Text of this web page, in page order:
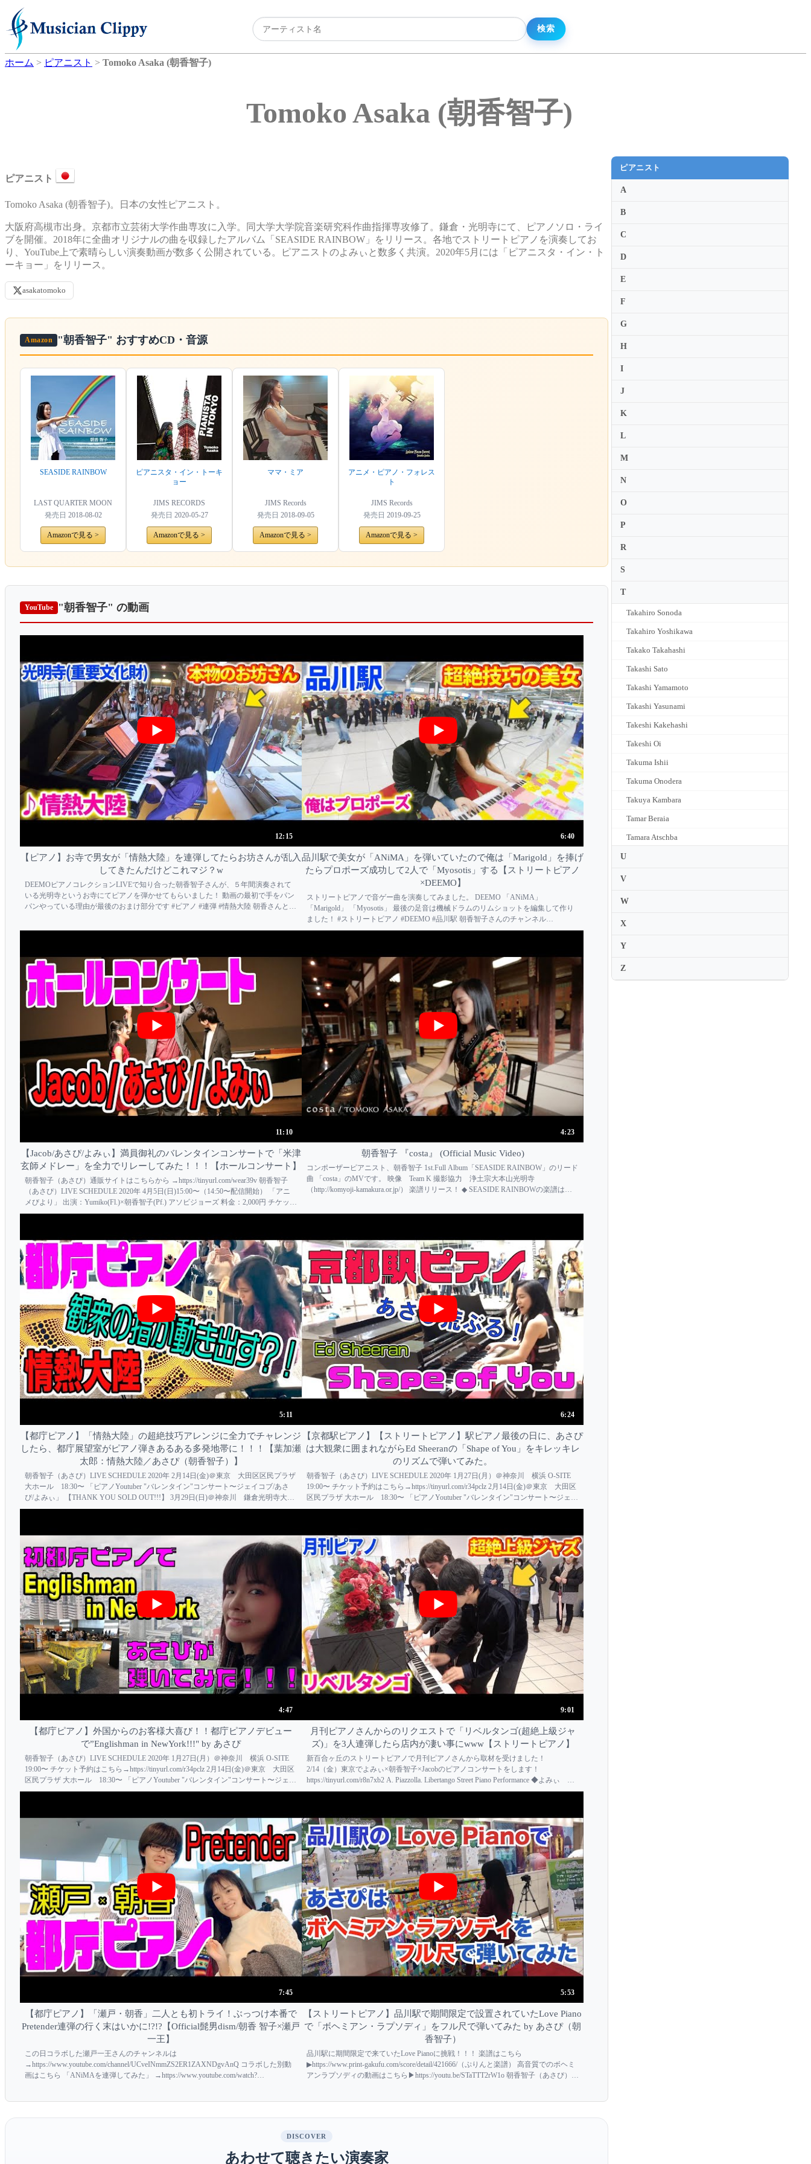
ホーム > ピアニスト > Tomoko Asaka (朝香智子)
Tomoko Asaka (朝香智子)
ピアニスト
Tomoko Asaka (朝香智子)。日本の女性ピアニスト。
大阪府高槻市出身。京都市立芸術大学作曲専攻に入学。同大学大学院音楽研究科作曲指揮専攻修了。鎌倉・光明寺にて、ピアノソロ・ライ
ブを開催。2018年に全曲オリジナルの曲を収録したアルバム「SEASIDE RAINBOW」をリリース。各地でストリートピアノを演奏してお
り、YouTube上で素晴らしい演奏動画が数多く公開されている。ピアニストのよみぃと数多く共演。2020年5月には「ピアニスタ・イン・ト
ーキョー」をリリース。
asakatomoko
Amazon "朝香智子" おすすめCD・音源
SEASIDE RAINBOW
LAST QUARTER MOON
発売日 2018-08-02
Amazonで見る >
ピアニスタ・イン・トーキ
ョー
JIMS RECORDS
発売日 2020-05-27
Amazonで見る >
ママ・ミア
JIMS Records
発売日 2018-09-05
Amazonで見る >
アニメ・ピアノ・フォレス
ト
JIMS Records
発売日 2019-09-25
Amazonで見る >
YouTube "朝香智子" の動画
12:15
【ピアノ】お寺で男女が「情熱大陸」を連弾してたらお坊さんが乱入
してきたんだけどこれマジ？w
DEEMOピアノコレクションLIVEで知り合った朝香智子さんが、５年間演奏されて
いる光明寺というお寺にてピアノを弾かせてもらいました！ 動画の最初で手をパン
パンやっている理由が最後のおまけ部分です #ピアノ #連弾 #情熱大陸 朝香さんとの
6:40
品川駅で美女が「ANiMA」を弾いていたので俺は「Marigold」を捧げ
たらプロポーズ成功して2人で「Myosotis」する【ストリートピアノ
×DEEMO】
ストリートピアノで音ゲー曲を演奏してみました。 DEEMO 「ANiMA」
「Marigold」 「Myosotis」 最後の足音は機械ドラムのリムショットを編集して作り
ました！ #ストリートピアノ #DEEMO #品川駅 朝香智子さんのチャンネル
https://www.youtube.com/channel/UC6levXEBol60yV_UrXO...
11:10
【Jacob/あさぴ/よみぃ】満員御礼のバレンタインコンサートで「米津
玄師メドレー」を全力でリレーしてみた！！！【ホールコンサート】
朝香智子（あさぴ）通販サイトはこちらから →https://tinyurl.com/wear39v 朝香智子
（あさぴ）LIVE SCHEDULE 2020年 4月5日(日)15:00〜（14:50〜配信開始） 「アニ
メびより」 出演：Yumiko(Fl.)×朝香智子(Pf.) アソビジョーズ 料金：2,000円 チケット
はこちら→https://tin...
4:23
朝香智子 『costa』 (Official Music Video)
コンポーザーピアニスト、朝香智子 1st.Full Album「SEASIDE RAINBOW」のリード
曲 「costa」のMVです。 映像 Team K 撮影協力 浄土宗大本山光明寺
（http://komyoji-kamakura.or.jp/） 楽譜リリース！ ◆ SEASIDE RAINBOWの楽譜はこ
5:11
【都庁ピアノ】「情熱大陸」の超絶技巧アレンジに全力でチャレンジ
したら、都庁展望室がピアノ弾きあるある多発地帯に！！！【葉加瀬
太郎：情熱大陸／あさぴ（朝香智子）】
朝香智子（あさぴ）LIVE SCHEDULE 2020年 2月14日(金)＠東京 大田区区民プラザ
大ホール 18:30〜 「ピアノYoutuber "バレンタイン"コンサート〜ジェイコブ/あさ
ぴ/よみぃ」 【THANK YOU SOLD OUT!!!】 3月29日(日)＠神奈川 鎌倉光明寺大
殿 13:00〜 「昼下がりの時悠耳感５周年記念コンサート〜...
6:24
【京都駅ピアノ】【ストリートピアノ】駅ピアノ最後の日に、あさぴ
は大観衆に囲まれながらEd Sheeranの「Shape of You」をキレッキレ
のリズムで弾いてみた。
朝香智子（あさぴ）LIVE SCHEDULE 2020年 1月27日(月）＠神奈川 横浜 O-SITE
19:00〜 チケット予約はこちら→https://tinyurl.com/r34pclz 2月14日(金)＠東京 大田区
区民プラザ 大ホール 18:30〜 「ピアノYoutuber "バレンタイン"コンサート〜ジェイ
コブ/あさぴ/よみぃ」 チケット...
4:47
【都庁ピアノ】外国からのお客様大喜び！！都庁ピアノデビュー
で”Englishman in NewYork!!!" by あさぴ
朝香智子（あさぴ）LIVE SCHEDULE 2020年 1月27日(月）＠神奈川 横浜 O-SITE
19:00〜 チケット予約はこちら→https://tinyurl.com/r34pclz 2月14日(金)＠東京 大田区
区民プラザ 大ホール 18:30〜 「ピアノYoutuber "バレンタイン"コンサート〜ジェイ
コブ/あさぴ/よみぃ」 チケット...
9:01
月刊ピアノさんからのリクエストで「リベルタンゴ(超絶上級ジャ
ズ)」を3人連弾したら店内が凄い事にwww【ストリートピアノ】
新百合ヶ丘のストリートピアノで月刊ピアノさんから取材を受けました！
2/14（金）東京でよみぃ×朝香智子×Jacobのピアノコンサートをします！
https://tinyurl.com/r8n7xb2 A. Piazzolla. Libertango Street Piano Performance ◆よみぃ ピ
アノメインチャンネル https://w...
7:45
【都庁ピアノ】「瀬戸・朝香」二人とも初トライ！ぶっつけ本番で
Pretender連弾の行く末はいかに!?!?【Official髭男dism/朝香 智子×瀬戸
一王】
この日コラボした瀬戸一王さんのチャンネルは
→https://www.youtube.com/channel/UCveINmmZS2ER1ZAXNDgvAnQ コラボした別動
画はこちら 「ANiMAを連弾してみた」 →https://www.youtube.com/watch?
5:53
【ストリートピアノ】品川駅で期間限定で設置されていたLove Piano
で「ボヘミアン・ラプソディ」をフル尺で弾いてみた by あさぴ（朝
香智子）
品川駅に期間限定で来ていたLove Pianoに挑戦！！！ 楽譜はこちら
▶︎https://www.print-gakufu.com/score/detail/421666/（ぷりんと楽譜） 高音質でのボヘミ
アンラプソディの動画はこちら▶︎https://youtu.be/STaTTT2rW1o 朝香智子（あさぴ）
DISCOVER
あわせて聴きたい演奏家
ピアニスト
A
B
C
D
E
F
G
H
I
J
K
L
M
N
O
P
R
S
T
Takahiro Sonoda
Takahiro Yoshikawa
Takako Takahashi
Takashi Sato
Takashi Yamamoto
Takashi Yasunami
Takeshi Kakehashi
Takeshi Oi
Takuma Ishii
Takuma Onodera
Takuya Kambara
Tamar Beraia
Tamara Atschba
U
V
W
X
Y
Z